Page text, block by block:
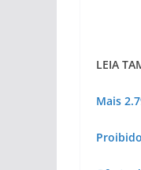
LEIA
Mais